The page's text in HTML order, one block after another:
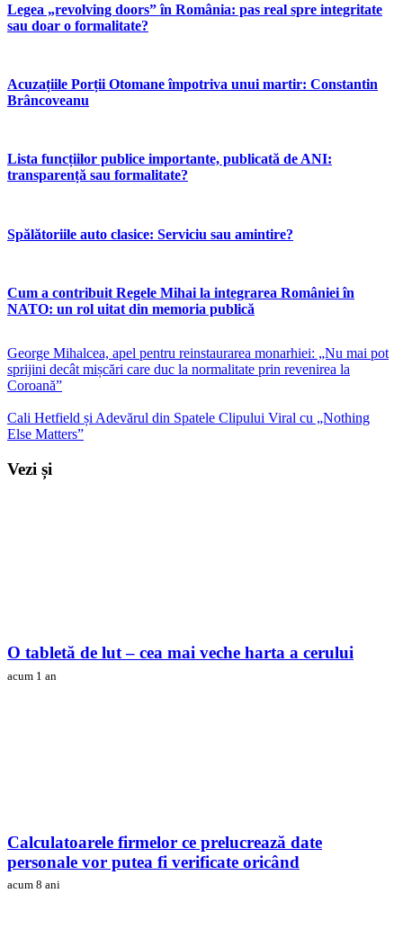
Legea „revolving doors” în România: pas real spre integritate
sau doar o formalitate?
Acuzațiile Porții Otomane împotriva unui martir: Constantin
Brâncoveanu
Lista funcțiilor publice importante, publicată de ANI:
transparență sau formalitate?
Spălătoriile auto clasice: Serviciu sau amintire?
Cum a contribuit Regele Mihai la integrarea României în
NATO: un rol uitat din memoria publică
George Mihalcea, apel pentru reinstaurarea monarhiei: „Nu mai pot
sprijini decât mișcări care duc la normalitate prin revenirea la
Coroană”
Cali Hetfield și Adevărul din Spatele Clipului Viral cu „Nothing
Else Matters”
Vezi și
O tabletă de lut – cea mai veche harta a cerului
acum 1 an
Calculatoarele firmelor ce prelucrează date
personale vor putea fi verificate oricând
acum 8 ani